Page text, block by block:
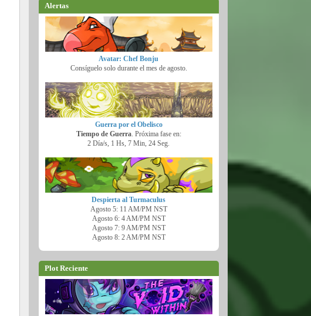
Alertas
Avatar: Chef Bonju
Consíguelo solo durante el mes de agosto.
Guerra por el Obelisco
Tiempo de Guerra. Próxima fase en:
2 Día/s, 1 Hs, 7 Min, 22 Seg.
Despierta al Turmaculus
Agosto 5: 11 AM/PM NST
Agosto 6: 4 AM/PM NST
Agosto 7: 9 AM/PM NST
Agosto 8: 2 AM/PM NST
Plot Reciente